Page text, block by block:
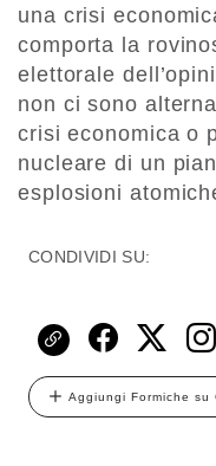
una crisi
comporta la
elettorale
non ci sono
crisi economica o
nucleare di un
esplosioni
CONDIVIDI SU:
Aggiungi Formiche su